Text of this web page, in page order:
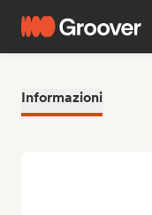
Informazioni